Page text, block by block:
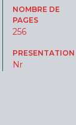
NOMBRE DE
PAGES
256
PRESENTATION
Nr